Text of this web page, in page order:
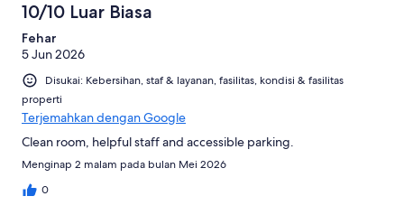
10/10 Luar Biasa
Fehar
5 Jun 2026
Disukai: Kebersihan, staf & layanan, fasilitas, kondisi & fasilitas
properti
Terjemahkan dengan Google
Clean room, helpful staff and accessible parking.
Menginap 2 malam pada bulan Mei 2026
0